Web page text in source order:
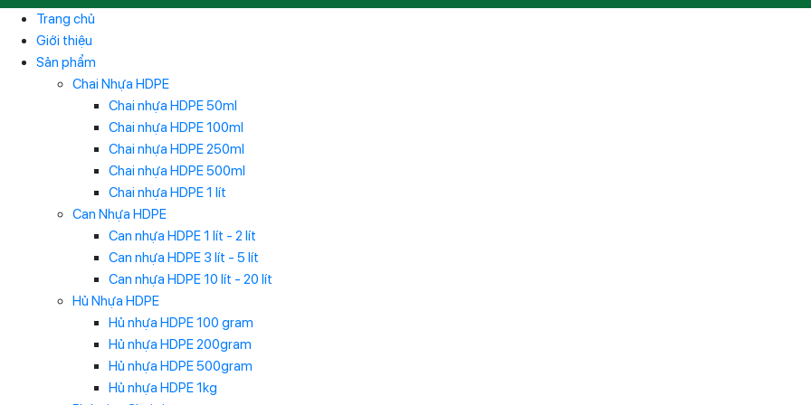
Trang chủ
Giới thiệu
Sản phẩm
Chai Nhựa HDPE
Chai nhựa HDPE 50ml
Chai nhựa HDPE 100ml
Chai nhựa HDPE 250ml
Chai nhựa HDPE 500ml
Chai nhựa HDPE 1 lít
Can Nhựa HDPE
Can nhựa HDPE 1 lít - 2 lít
Can nhựa HDPE 3 lít - 5 lít
Can nhựa HDPE 10 lít - 20 lít
Hủ Nhựa HDPE
Hủ nhựa HDPE 100 gram
Hủ nhựa HDPE 200gram
Hủ nhựa HDPE 500gram
Hủ nhựa HDPE 1kg